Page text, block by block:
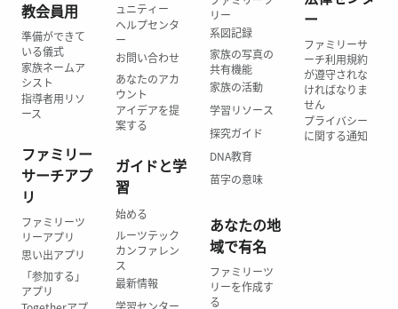
教会員用
準備ができて
いる儀式
家族ネームア
シスト
指導者用リソ
ース
ファミリー
サーチアプ
リ
ファミリーツ
リーアプリ
思い出アプリ
「参加する」
アプリ
ュニティー
ヘルプセンタ
ー
お問い合わせ
あなたのアカ
ウント
アイデアを提
案する
ガイドと学
習
始める
ルーツテック
カンファレン
ス
最新情報
学習センター
リー
系図記録
家族の写真の
共有機能
家族の活動
学習リソース
探究ガイド
DNA教育
苗字の意味
あなたの地
域で有名
ファミリーツ
リーを作成す
る
ー
ファミリーサ
ーチ利用規約
が遵守されな
ければなりま
せん
プライバシー
に関する通知